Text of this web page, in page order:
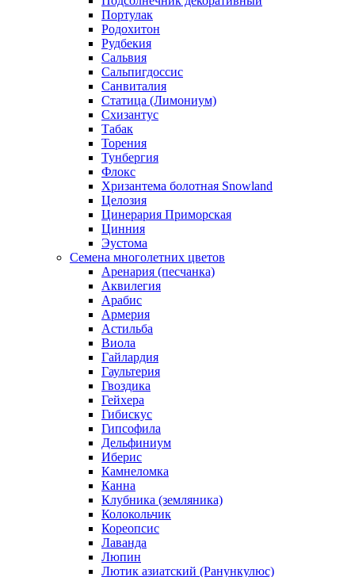
Портулак
Родохитон
Рудбекия
Сальвия
Сальпигдоссис
Санвиталия
Статица (Лимониум)
Схизантус
Табак
Торения
Тунбергия
Флокс
Хризантема болотная Snowland
Целозия
Цинерария Приморская
Цинния
Эустома
Семена многолетних цветов
Аренария (песчанка)
Аквилегия
Арабис
Армерия
Астильба
Виола
Гайлардия
Гаультерия
Гвоздика
Гейхера
Гибискус
Гипсофила
Дельфиниум
Иберис
Камнеломка
Канна
Клубника (земляника)
Колокольчик
Кореопсис
Лаванда
Люпин
Лютик азиатский (Ранункулюс)